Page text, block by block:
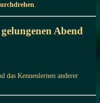
Abend
das Kennenlernen anderer